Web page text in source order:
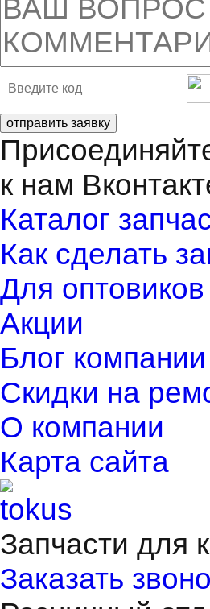
отправить заявку
к нам
Каталог
Как сделать
Для оптовиков
Акции
Блог компании
Скидки на
О компании
Карта сайта
Запчасти для
Заказать